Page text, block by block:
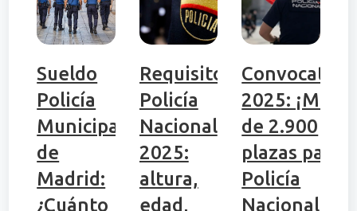
Sueldo
Policía
Municipal
de
Madrid:
¿Cuánto
Requisitos
Policía
Nacional
2025:
altura,
edad,
2025: ¡Más
de 2.900
plazas para
Policía
Nacional